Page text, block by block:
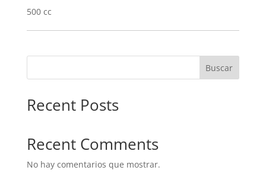
500 cc
Buscar
Recent Posts
Recent Comments
No hay comentarios que mostrar.